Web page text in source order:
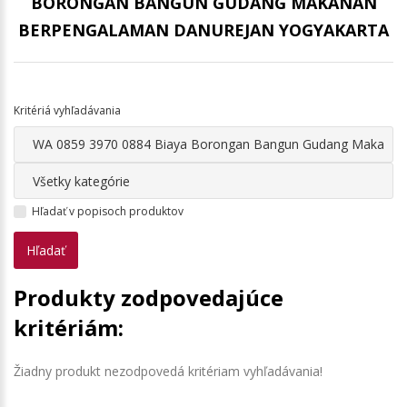
BERPENGALAMAN DANUREJAN YOGYAKARTA
Kritériá vyhľadávania
Hľadať v popisoch produktov
Produkty zodpovedajúce
kritériám:
Žiadny produkt nezodpovedá kritériam vyhľadávania!